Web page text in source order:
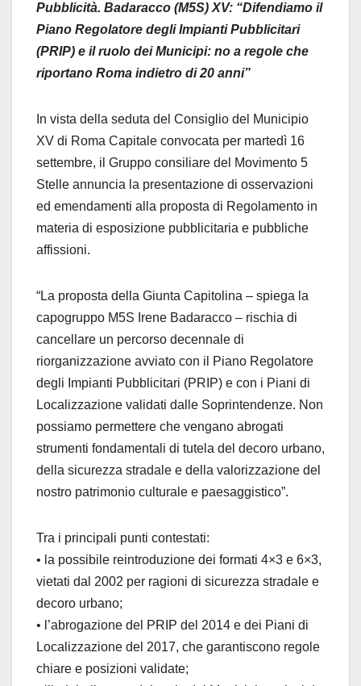
Pubblicità. Badaracco (M5S) XV: “Difendiamo il
Piano Regolatore degli Impianti Pubblicitari
(PRIP) e il ruolo dei Municipi: no a regole che
riportano Roma indietro di 20 anni”
In vista della seduta del Consiglio del Municipio
XV di Roma Capitale convocata per martedì 16
settembre, il Gruppo consiliare del Movimento 5
Stelle annuncia la presentazione di osservazioni
ed emendamenti alla proposta di Regolamento in
materia di esposizione pubblicitaria e pubbliche
affissioni.
“La proposta della Giunta Capitolina – spiega la
capogruppo M5S Irene Badaracco – rischia di
cancellare un percorso decennale di
riorganizzazione avviato con il Piano Regolatore
degli Impianti Pubblicitari (PRIP) e con i Piani di
Localizzazione validati dalle Soprintendenze. Non
possiamo permettere che vengano abrogati
strumenti fondamentali di tutela del decoro urbano,
della sicurezza stradale e della valorizzazione del
nostro patrimonio culturale e paesaggistico”.
Tra i principali punti contestati:
• la possibile reintroduzione dei formati 4×3 e 6×3,
vietati dal 2002 per ragioni di sicurezza stradale e
decoro urbano;
• l’abrogazione del PRIP del 2014 e dei Piani di
Localizzazione del 2017, che garantiscono regole
chiare e posizioni validate;